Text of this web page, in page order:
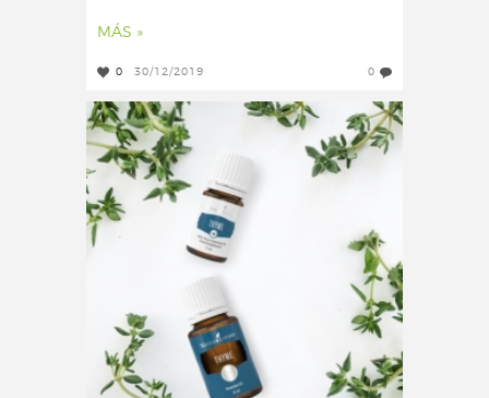
MÁS »
0 30/12/2019 0